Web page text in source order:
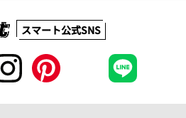
スマート公式SNS